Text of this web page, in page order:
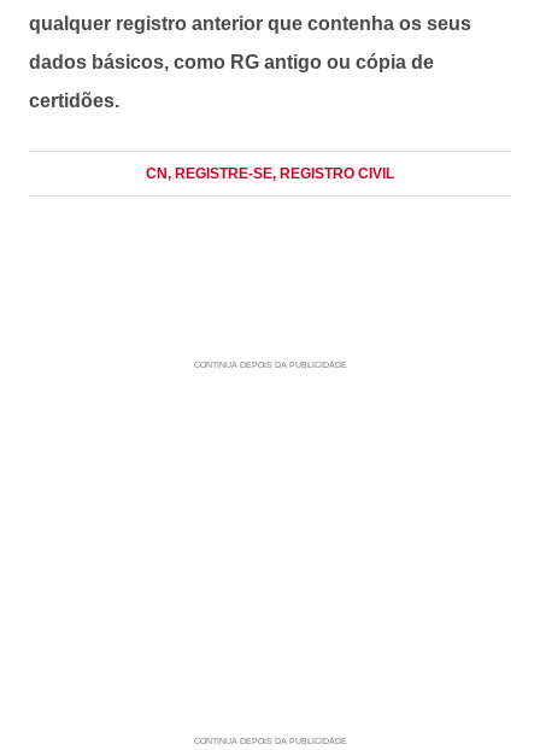
qualquer registro anterior que contenha os seus
dados básicos, como RG antigo ou cópia de
certidões.
CN, REGISTRE-SE, REGISTRO CIVIL